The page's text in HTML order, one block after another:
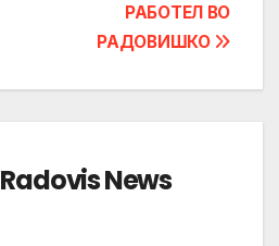
РАБОТЕЛ ВО
РАДОВИШКО
Radovis News